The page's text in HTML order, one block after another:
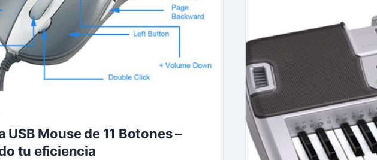
USB Mouse de 11 Botones –
tu eficiencia